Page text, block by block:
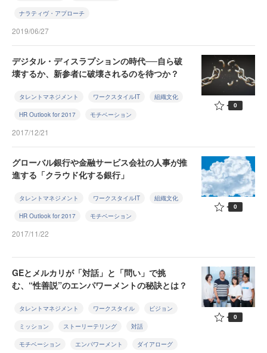
ナラティヴ・アプローチ
2019/06/27
デジタル・ディスラプションの時代──自ら破
壊するか、新参者に破壊されるのを待つか？
タレントマネジメント ワークスタイルIT 組織文化
HR Outlook for 2017 モチベーション
2017/12/21
0
グローバル銀行や金融サービス会社の人事が推
進する「クラウド化する銀行」
タレントマネジメント ワークスタイルIT 組織文化
HR Outlook for 2017 モチベーション
2017/11/22
0
GEとメルカリが「対話」と「問い」で挑
む、“性善説”のエンパワーメントの秘訣とは？
タレントマネジメント ワークスタイル ビジョン
ミッション ストーリーテリング 対話
モチベーション エンパワーメント ダイアローグ
0